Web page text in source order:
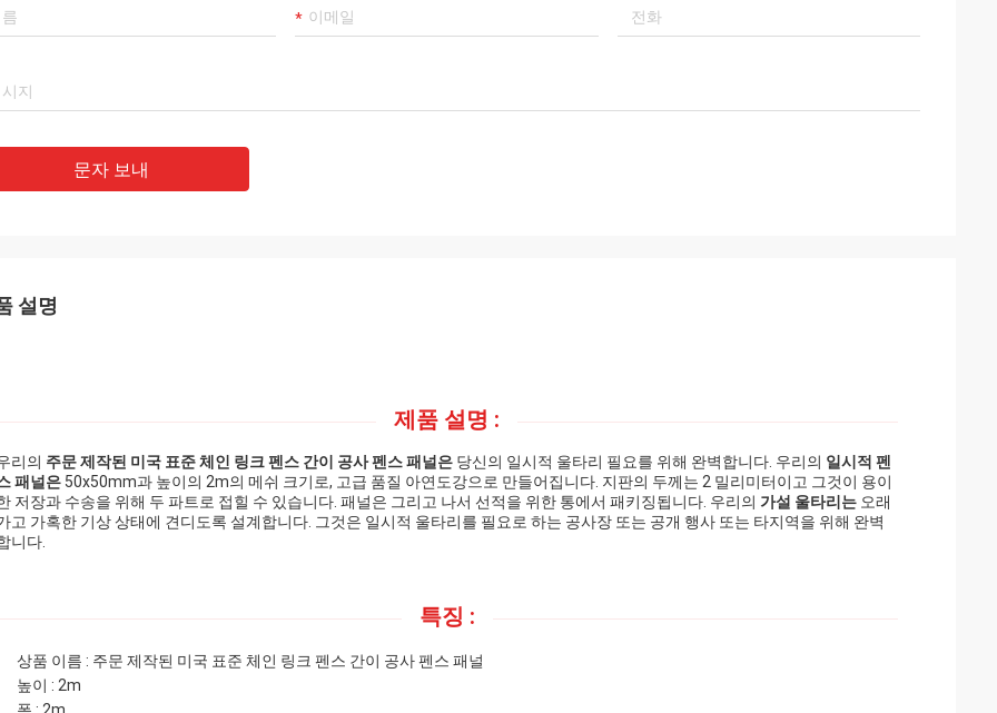
문자 보내
설명
제품 설명 :
리의 주문 제작된 미국 표준 체인 링크 펜스 간이 공사 펜스 패널은 당신의 일시적 울타리 필요를 위해 완벽합니다. 우리의 일시적 펜
패널은 50x50mm과 높이의 2m의 메쉬 크기로, 고급 품질 아연도강으로 만들어집니다. 지판의 두께는 2 밀리미터이고 그것이 용이
저장과 수송을 위해 두 파트로 접힐 수 있습니다. 패널은 그리고 나서 선적을 위한 통에서 패키징됩니다. 우리의 가설 울타리는 오래
고 가혹한 기상 상태에 견디도록 설계합니다. 그것은 일시적 울타리를 필요로 하는 공사장 또는 공개 행사 또는 타지역을 위해 완벽
니다.
특징 :
상품 이름 : 주문 제작된 미국 표준 체인 링크 펜스 간이 공사 펜스 패널
높이 : 2m